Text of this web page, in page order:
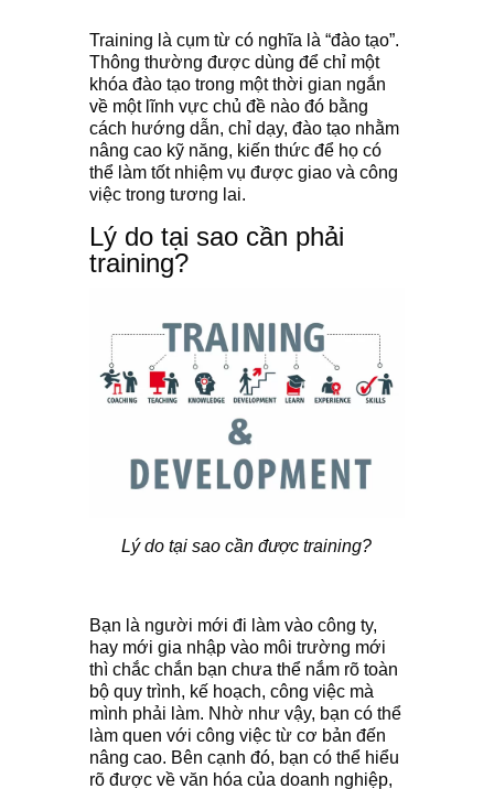
Training là cụm từ có nghĩa là “đào tạo”.
Thông thường được dùng để chỉ một
khóa đào tạo trong một thời gian ngắn
về một lĩnh vực chủ đề nào đó bằng
cách hướng dẫn, chỉ dạy, đào tạo nhằm
nâng cao kỹ năng, kiến thức để họ có
thể làm tốt nhiệm vụ được giao và công
việc trong tương lai.
Lý do tại sao cần phải
training?
Lý do tại sao cần được training?
Bạn là người mới đi làm vào công ty,
hay mới gia nhập vào môi trường mới
thì chắc chắn bạn chưa thể nắm rõ toàn
bộ quy trình, kế hoạch, công việc mà
mình phải làm. Nhờ như vậy, bạn có thể
làm quen với công việc từ cơ bản đến
nâng cao. Bên cạnh đó, bạn có thể hiểu
rõ được về văn hóa của doanh nghiệp,